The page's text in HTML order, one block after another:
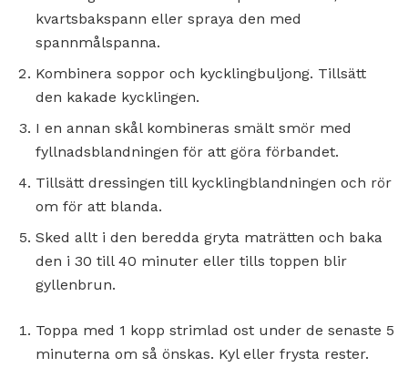
kvartsbakspann eller spraya den med
spannmålspanna.
Kombinera soppor och kycklingbuljong. Tillsätt
den kakade kycklingen.
I en annan skål kombineras smält smör med
fyllnadsblandningen för att göra förbandet.
Tillsätt dressingen till kycklingblandningen och rör
om för att blanda.
Sked allt i den beredda gryta maträtten och baka
den i 30 till 40 minuter eller tills toppen blir
gyllenbrun.
Toppa med 1 kopp strimlad ost under de senaste 5
minuterna om så önskas. Kyl eller frysta rester.